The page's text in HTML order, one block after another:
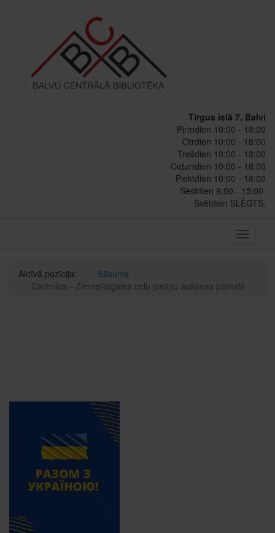
Tirgus ielā 7, Balvi
Pirmdien 10:00 - 18:00
Otrdien 10:00 - 18:00
Trešdien 10:00 - 18:00
Ceturtdien 10:00 - 18:00
Piektdien 10:00 - 18:00
Sestdien 9:00 - 15:00.
Svētdien SLĒGTS.
Toggle
Aktīvā pozīcija:
Sākums
Darbnīca - Ziemeļlatgales celu jostiņu aušanas pamati!